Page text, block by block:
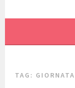
TAG: